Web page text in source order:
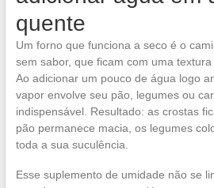
quente
Um forno que funciona a seco é o
sem sabor, que ficam com uma
Ao adicionar um pouco de água logo
vapor envolve seu pão, legumes ou
indispensável. Resultado: as crostas
pão permanece macia, os legumes
toda a sua suculência.
Esse suplemento de umidade não se